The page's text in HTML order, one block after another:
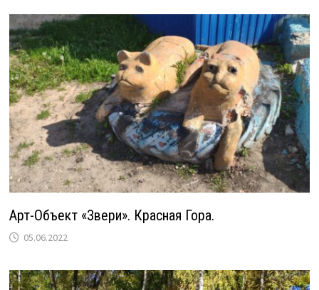
Арт-Объект «Звери». Красная Гора.
05.06.2022